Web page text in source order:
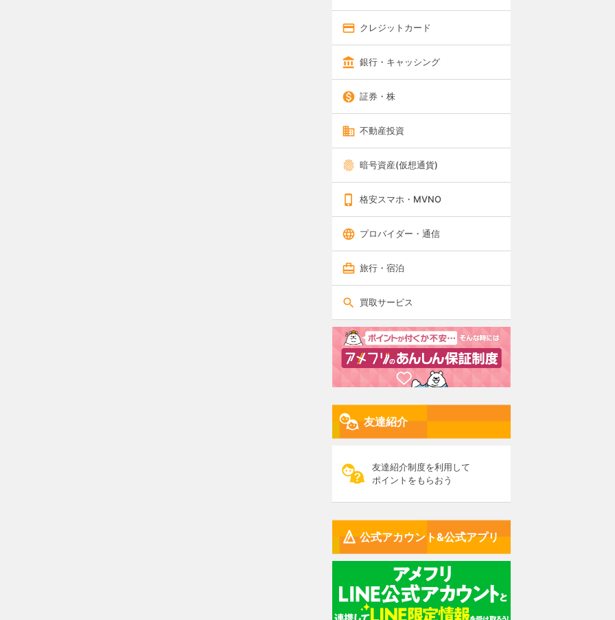
クレジットカード
銀行・キャッシング
証券・株
不動産投資
暗号資産(仮想通貨)
格安スマホ・MVNO
プロバイダー・通信
旅行・宿泊
買取サービス
友達紹介
友達紹介制度を利用して
ポイントをもらおう
公式アカウント&公式アプリ